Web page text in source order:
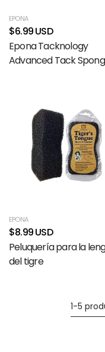
EPONA
$6.99 USD
Epona Tacknology
Advanced Tack
EPONA
$8.99 USD
Peluquería para la
del tigre
1-5